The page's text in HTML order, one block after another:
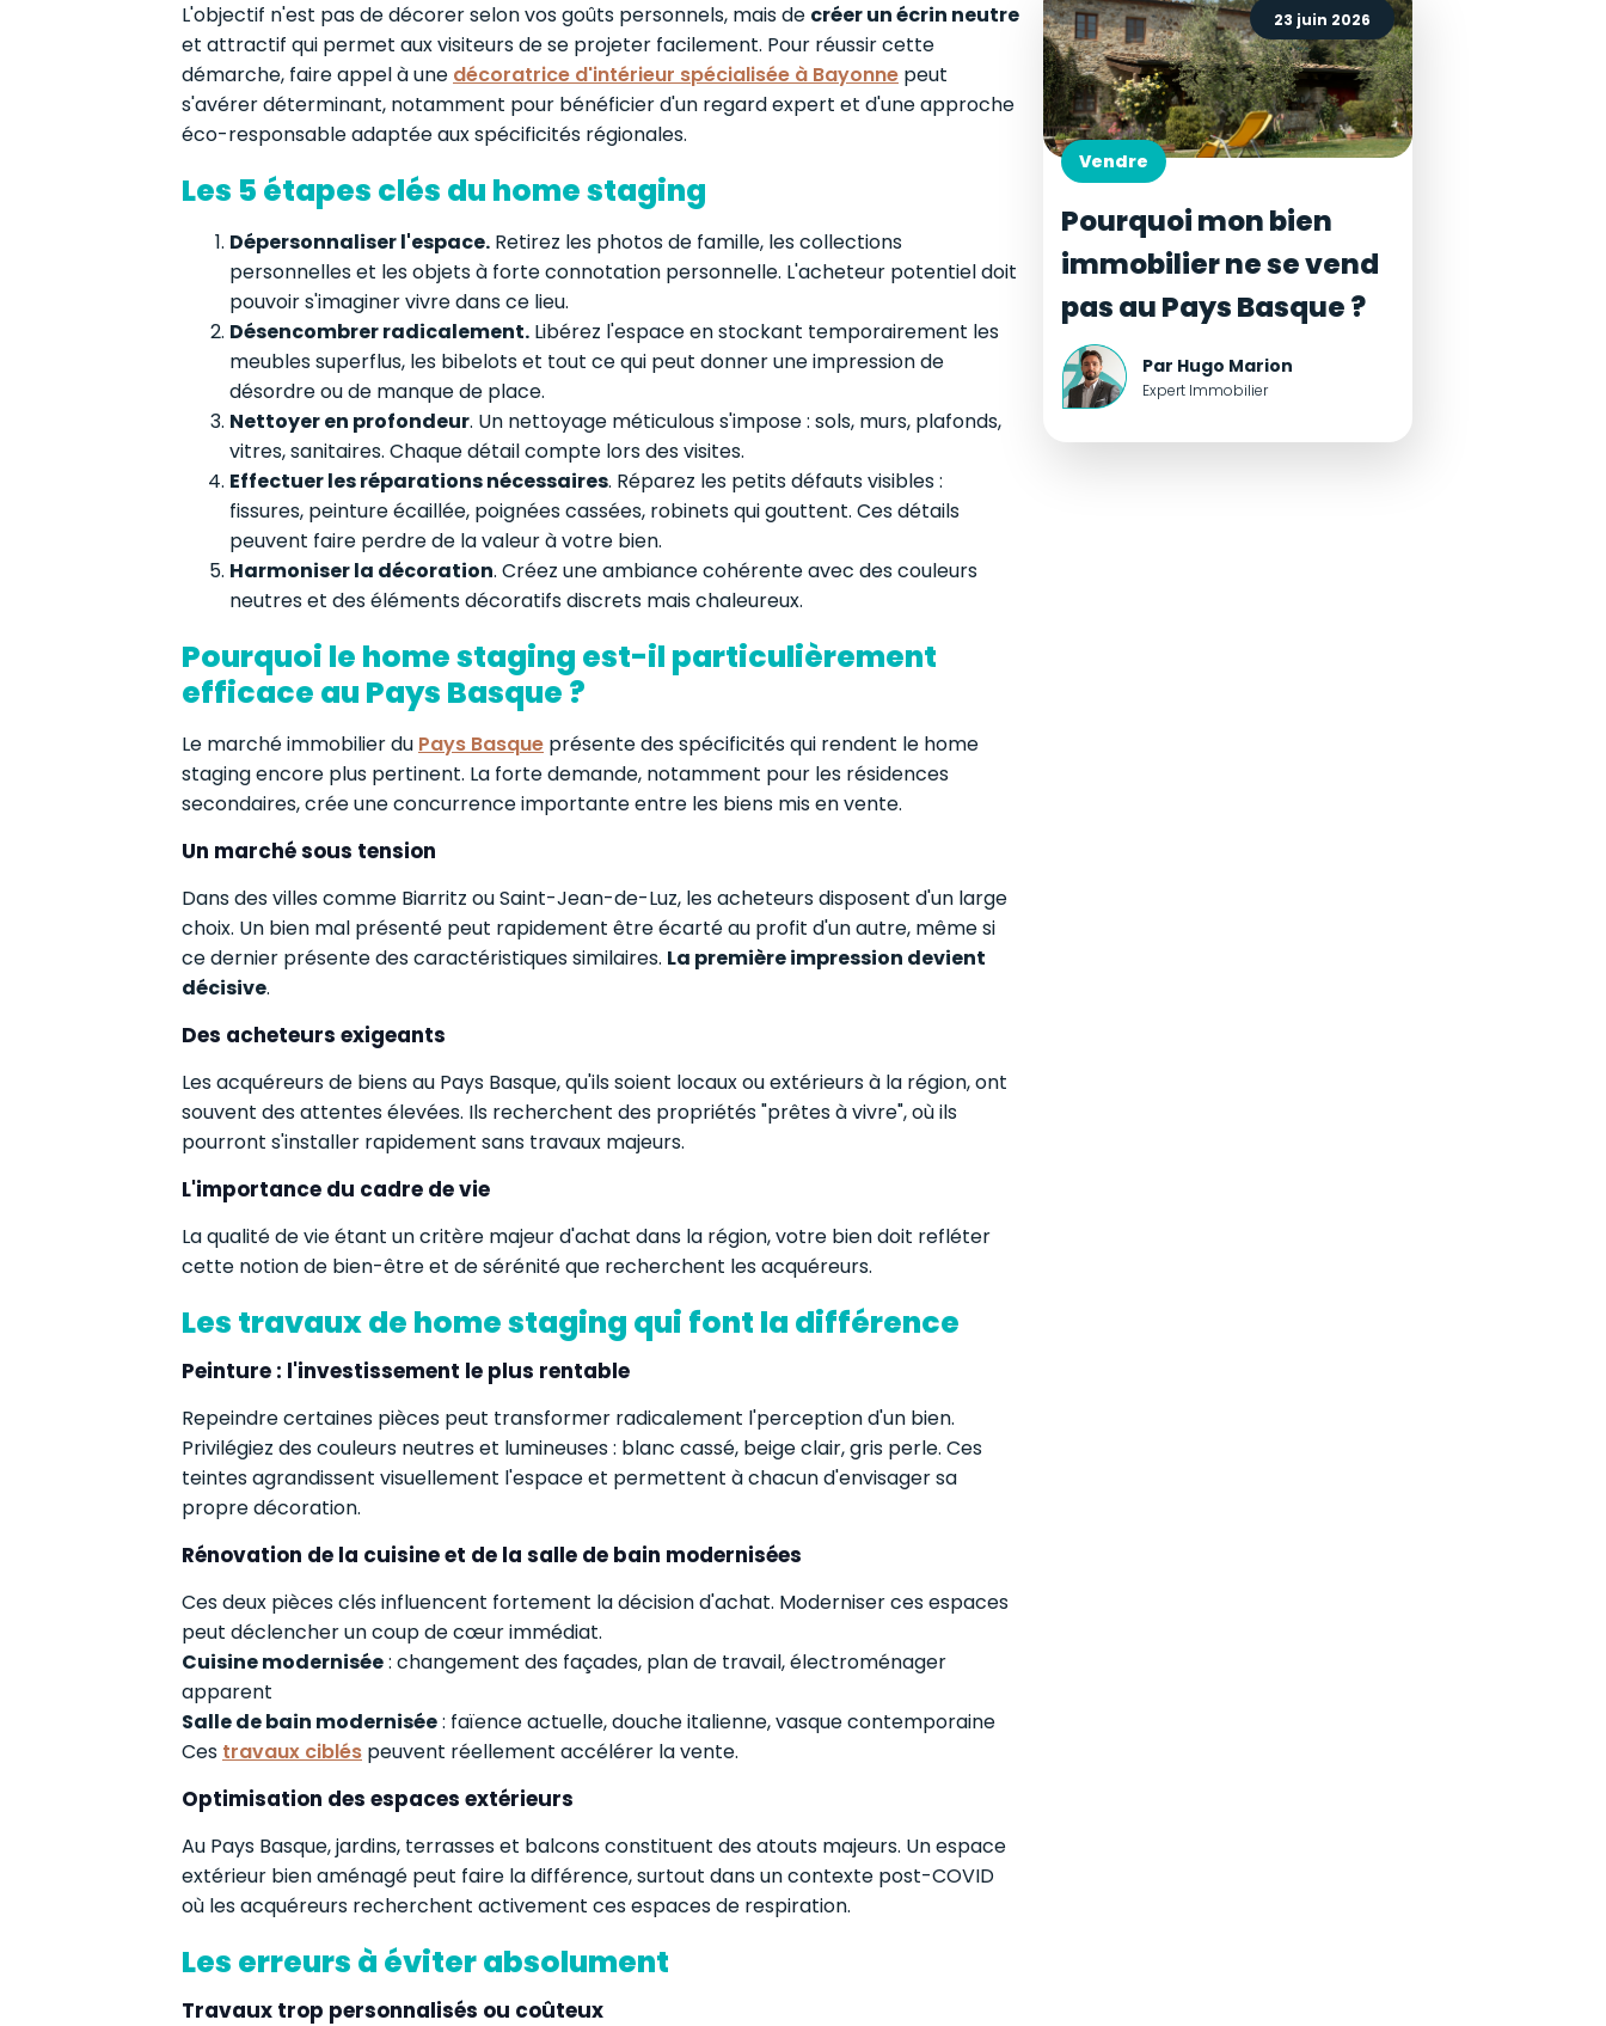
L'objectif n'est pas de décorer selon vos goûts personnels, mais de créer un écrin neutre
et attractif qui permet aux visiteurs de se projeter facilement. Pour réussir cette
démarche, faire appel à une décoratrice d'intérieur spécialisée à Bayonne peut
s'avérer déterminant, notamment pour bénéficier d'un regard expert et d'une approche
éco-responsable adaptée aux spécificités régionales.
Les 5 étapes clés du home staging
Dépersonnaliser l'espace. Retirez les photos de famille, les collections
personnelles et les objets à forte connotation personnelle. L'acheteur potentiel doit
pouvoir s'imaginer vivre dans ce lieu.
Désencombrer radicalement. Libérez l'espace en stockant temporairement les
meubles superflus, les bibelots et tout ce qui peut donner une impression de
désordre ou de manque de place.
Nettoyer en profondeur. Un nettoyage méticulous s'impose : sols, murs, plafonds,
vitres, sanitaires. Chaque détail compte lors des visites.
Effectuer les réparations nécessaires. Réparez les petits défauts visibles :
fissures, peinture écaillée, poignées cassées, robinets qui gouttent. Ces détails
peuvent faire perdre de la valeur à votre bien.
Harmoniser la décoration. Créez une ambiance cohérente avec des couleurs
neutres et des éléments décoratifs discrets mais chaleureux.
Pourquoi le home staging est-il particulièrement
efficace au Pays Basque ?
Le marché immobilier du Pays Basque présente des spécificités qui rendent le home
staging encore plus pertinent. La forte demande, notamment pour les résidences
secondaires, crée une concurrence importante entre les biens mis en vente.
Un marché sous tension
Dans des villes comme Biarritz ou Saint-Jean-de-Luz, les acheteurs disposent d'un large
choix. Un bien mal présenté peut rapidement être écarté au profit d'un autre, même si
ce dernier présente des caractéristiques similaires. La première impression devient
décisive.
Des acheteurs exigeants
Les acquéreurs de biens au Pays Basque, qu'ils soient locaux ou extérieurs à la région, ont
souvent des attentes élevées. Ils recherchent des propriétés "prêtes à vivre", où ils
pourront s'installer rapidement sans travaux majeurs.
L'importance du cadre de vie
La qualité de vie étant un critère majeur d'achat dans la région, votre bien doit refléter
cette notion de bien-être et de sérénité que recherchent les acquéreurs.
Les travaux de home staging qui font la différence
Peinture : l'investissement le plus rentable
Repeindre certaines pièces peut transformer radicalement l'perception d'un bien.
Privilégiez des couleurs neutres et lumineuses : blanc cassé, beige clair, gris perle. Ces
teintes agrandissent visuellement l'espace et permettent à chacun d'envisager sa
propre décoration.
Rénovation de la cuisine et de la salle de bain modernisées
Ces deux pièces clés influencent fortement la décision d'achat. Moderniser ces espaces
peut déclencher un coup de cœur immédiat.
Cuisine modernisée: changement des façades, plan de travail, électroménager
apparent
Salle de bain modernisée: faïence actuelle, douche italienne, vasque contemporaine
Ces travaux ciblés peuvent réellement accélérer la vente.
Optimisation des espaces extérieurs
Au Pays Basque, jardins, terrasses et balcons constituent des atouts majeurs. Un espace
extérieur bien aménagé peut faire la différence, surtout dans un contexte post-COVID
où les acquéreurs recherchent activement ces espaces de respiration.
Les erreurs à éviter absolument
Travaux trop personnalisés ou coûteux
23 juin 2026
Vendre
Pourquoi mon bien
immobilier ne se vend
pas au Pays Basque ?
Par Hugo Marion
Expert Immobilier